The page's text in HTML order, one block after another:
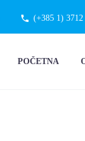
(+385 1) 3712
POČETNA